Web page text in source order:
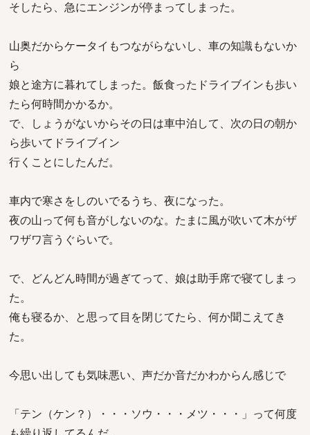
そしたら、急にエンジンが停まってしまった。
山奥だからケータイもつながらないし、車の知識もないか
ら
娘と途方に暮れてしまった。飯食ったドライブインも歩い
たら何時間かかるか。
で、しょうがないからその日は車中泊して、次の日の朝か
ら歩いてドライブイン
行くことにしたんだ。
車内で寒さをしのいでるうち、夜になった。
夜の山って何も音がしないのな。たまに風が吹いて木がザ
ワザワ言うぐらいで。
で、どんどん時間が過ぎてって、娘は助手席で寝てしまっ
た。
俺も寝るか、と思って目を閉じてたら、何か聞こえてき
た。
今思い出しても気味悪い、声だか音だかわからん感じで
「テン（ケン？）・・・ソウ・・・メツ・・・」って何度